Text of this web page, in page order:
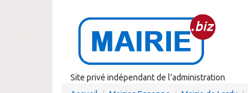
Site privé indépendant de l'administration